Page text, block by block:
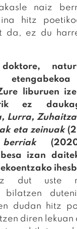
naiz
hitz
da, ez du
liburuen
ez
Lurra,
eta zeinuak
berriak
izan
dut uste
bilatzen
dudan hitz
diren